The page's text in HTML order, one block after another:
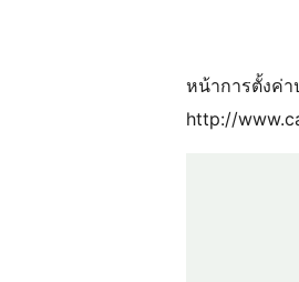
หน้าการตั้งค่า
http://